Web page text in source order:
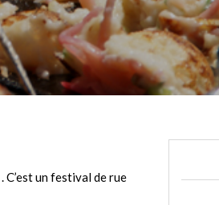
. C’est un festival de rue